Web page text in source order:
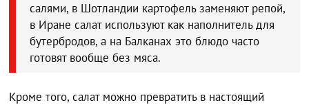
салями, в Шотландии картофель заменяют репой,
в Иране салат используют как наполнитель для
бутербродов, а на Балканах это блюдо часто
готовят вообще без мяса.
Кроме того, салат можно превратить в настоящий